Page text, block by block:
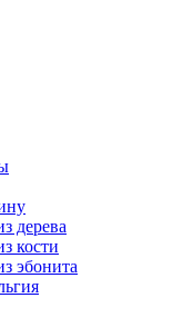
дерева
кости
эбонита